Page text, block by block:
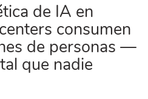
de IA en
consumen
de personas —
que nadie